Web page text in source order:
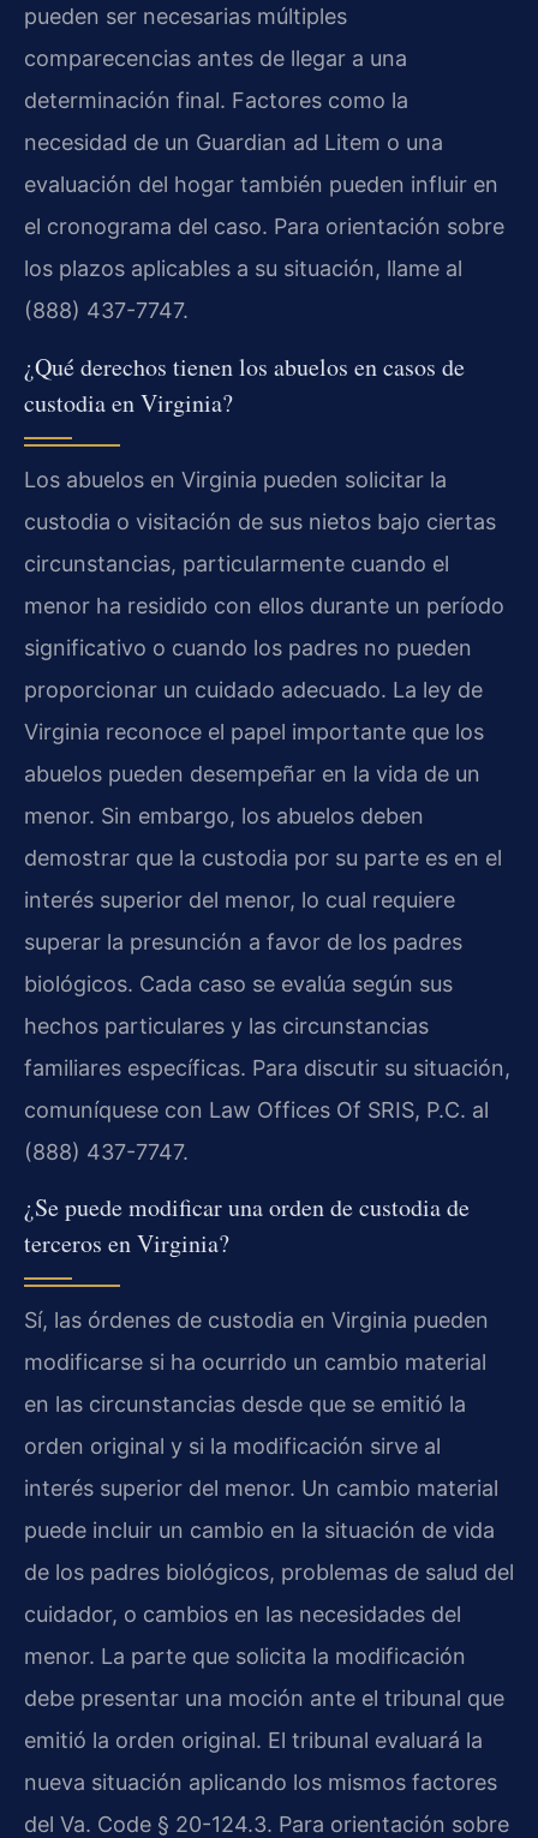
pueden ser necesarias múltiples
comparecencias antes de llegar a una
determinación final. Factores como la
necesidad de un Guardian ad Litem o una
evaluación del hogar también pueden influir en
el cronograma del caso. Para orientación sobre
los plazos aplicables a su situación, llame al
(888) 437-7747.
¿Qué derechos tienen los abuelos en casos de
custodia en Virginia?
Los abuelos en Virginia pueden solicitar la
custodia o visitación de sus nietos bajo ciertas
circunstancias, particularmente cuando el
menor ha residido con ellos durante un período
significativo o cuando los padres no pueden
proporcionar un cuidado adecuado. La ley de
Virginia reconoce el papel importante que los
abuelos pueden desempeñar en la vida de un
menor. Sin embargo, los abuelos deben
demostrar que la custodia por su parte es en el
interés superior del menor, lo cual requiere
superar la presunción a favor de los padres
biológicos. Cada caso se evalúa según sus
hechos particulares y las circunstancias
familiares específicas. Para discutir su situación,
comuníquese con Law Offices Of SRIS, P.C. al
(888) 437-7747.
¿Se puede modificar una orden de custodia de
terceros en Virginia?
Sí, las órdenes de custodia en Virginia pueden
modificarse si ha ocurrido un cambio material
en las circunstancias desde que se emitió la
orden original y si la modificación sirve al
interés superior del menor. Un cambio material
puede incluir un cambio en la situación de vida
de los padres biológicos, problemas de salud del
cuidador, o cambios en las necesidades del
menor. La parte que solicita la modificación
debe presentar una moción ante el tribunal que
emitió la orden original. El tribunal evaluará la
nueva situación aplicando los mismos factores
del Va. Code § 20-124.3. Para orientación sobre